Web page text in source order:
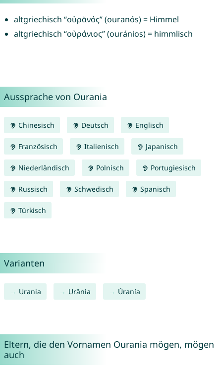
altgriechisch “οὐρᾰνός” (ouranós) = Himmel
altgriechisch “οὐράνιος” (ouránios) = himmlisch
Aussprache von Ourania
Chinesisch Deutsch Englisch
Französisch Italienisch Japanisch
Niederländisch Polnisch Portugiesisch
Russisch Schwedisch Spanisch
Türkisch
Varianten
Urania Urânia Úranía
Eltern, die den Vornamen Ourania mögen, mögen
auch